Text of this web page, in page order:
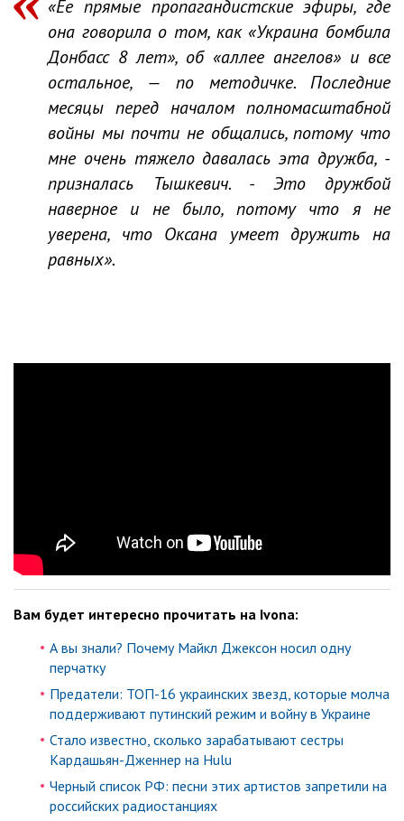
«Ее прямые пропагандистские эфиры, где
она говорила о том, как «Украина бомбила
Донбасс 8 лет», об «аллее ангелов» и все
остальное, — по методичке. Последние
месяцы перед началом полномасштабной
войны мы почти не общались, потому что
мне очень тяжело давалась эта дружба, -
призналась Тышкевич. - Это дружбой
наверное и не было, потому что я не
уверена, что Оксана умеет дружить на
равных».
Вам будет интересно прочитать на Ivona:
А вы знали? Почему Майкл Джексон носил одну
перчатку
Предатели: ТОП-16 украинских звезд, которые молча
поддерживают путинский режим и войну в Украине
Стало известно, сколько зарабатывают сестры
Кардашьян-Дженнер на Hulu
Черный список РФ: песни этих артистов запретили на
российских радиостанциях